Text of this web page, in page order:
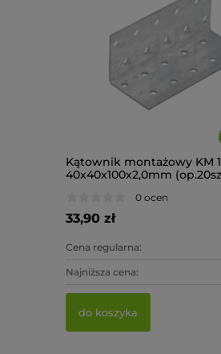
Kątownik montażowy KM
40x40x100x2,0mm
0 ocen
33,90 zł
Cena regularna:
Najniższa cena:
do koszyka